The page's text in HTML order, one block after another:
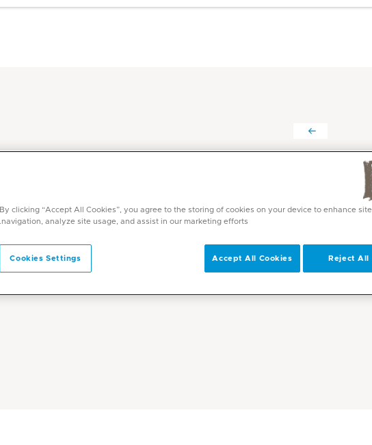
الطب النووي
By clicking “Accept All Cookies”, you agree to the storing of cookies on your device to enhance site
navigation, analyze site usage, and assist in our marketing efforts.
Cookies Settings Reject All
Accept All Cookies